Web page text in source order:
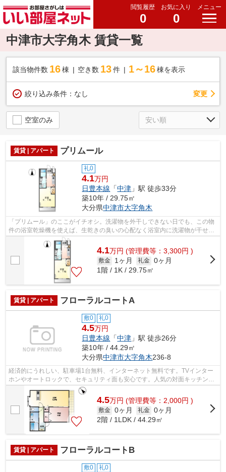
閲覧履歴
0
お気に入り
0
メニュー
中津市大字角木 賃貸一覧
該当物件数 16棟 空き数 13 件 1～16 棟を表示
絞り込み条件： なし 変更
空室のみ
賃貸 | アパート プリムール
礼0
4.1万円
日豊本線 「中津 」駅 徒歩33分
築10年 / 29.75㎡
大分県中津市大字角木
「プリムール」のここがイチオシ。洗濯物を外干しできない日でも、この物
件の浴室乾燥機を使えば、生乾きの臭いの心配なく浴室内に洗濯物が干せま
す。ビジネスマンには必須の、インタ...
4.1万円 (管理費等：3,300円 )
敷金 1ヶ月 礼金 0ヶ月
1階 / 1K / 29.75㎡
賃貸 | アパート フローラルコートA
敷0 礼0
4.5万円
日豊本線 「中津 」駅 徒歩26分
築10年 / 44.29㎡
大分県中津市大字角木236-8
経済的にうれしい、駐車場1台無料、インターネット無料です。TVインター
ホンやオートロックで、セキュリティ面も安心です。人気の対面キッチン
に、浴室乾燥機や追い焚き機能など、充実...
4.5万円 (管理費等：2,000円 )
敷金 0ヶ月 礼金 0ヶ月
2階 / 1LDK / 44.29㎡
賃貸 | アパート フローラルコートB
敷0 礼0